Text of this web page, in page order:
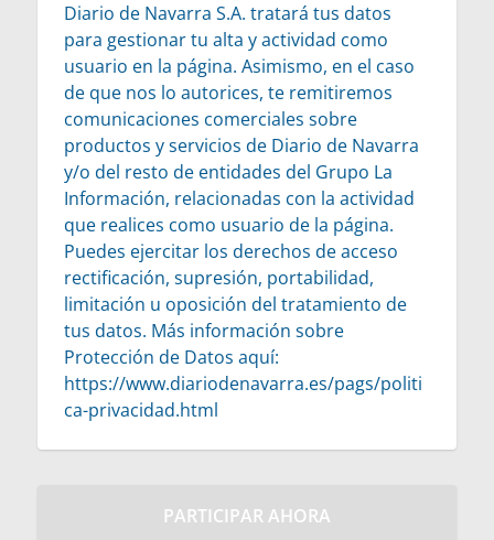
Diario de Navarra S.A. tratará tus datos
para gestionar tu alta y actividad como
usuario en la página. Asimismo, en el caso
de que nos lo autorices, te remitiremos
comunicaciones comerciales sobre
productos y servicios de Diario de Navarra
y/o del resto de entidades del Grupo La
Información, relacionadas con la actividad
que realices como usuario de la página.
Puedes ejercitar los derechos de acceso
rectificación, supresión, portabilidad,
limitación u oposición del tratamiento de
tus datos. Más información sobre
Protección de Datos aquí:
https://www.diariodenavarra.es/pags/politi
ca-privacidad.html